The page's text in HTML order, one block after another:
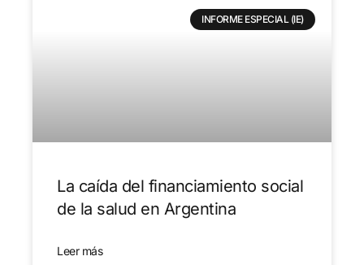
INFORME ESPECIAL (IE)
La caída del financiamiento social
de la salud en Argentina
Leer más